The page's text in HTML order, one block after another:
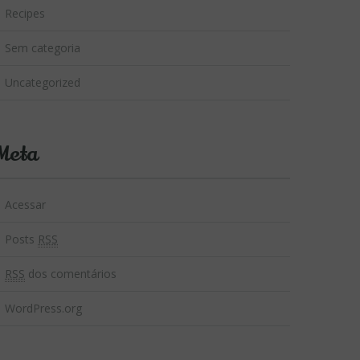
Recipes
Sem categoria
Uncategorized
Acessar
Posts RSS
RSS dos comentários
WordPress.org